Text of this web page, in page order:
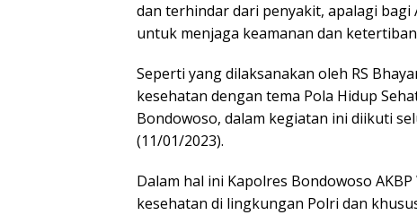
dan terhindar dari penyakit, apalagi
untuk menjaga keamanan dan
Seperti yang dilaksanakan oleh RS
kesehatan dengan tema Pola Hidup
Bondowoso, dalam kegiatan ini diikuti
(11/01/2023).
Dalam hal ini Kapolres Bondowoso
kesehatan di lingkungan Polri dan